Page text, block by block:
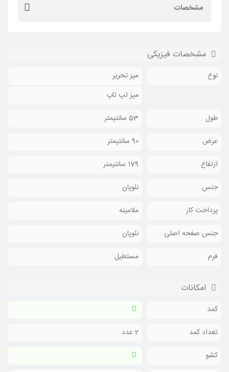
مشخصات
مشخصات فیزیکی
نوع
میز تحریر
میز لپ تاپ
طول
53 سانتیمتر
عرض
90 سانتیمتر
ارتفاع
179 سانتیمتر
جنس
نئوپان
پرداخت کار
ملامینه
جنس صفحه اصلی
نئوپان
فرم
مستطیل
امکانات
کمد
تعداد کمد
2 عدد
کشو